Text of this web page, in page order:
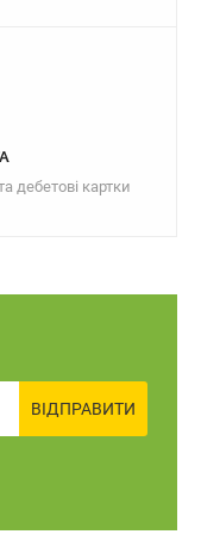
дебетові картки
ВІДПРАВИТИ